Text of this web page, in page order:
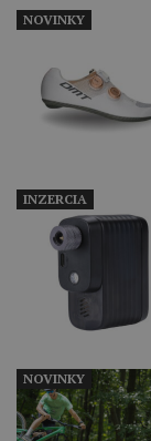
NOVINKY
INZERCIA
NOVINKY